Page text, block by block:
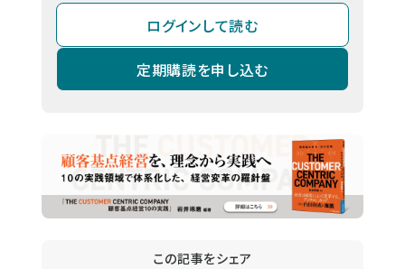
ログインして読む
定期購読を申し込む
この記事をシェア